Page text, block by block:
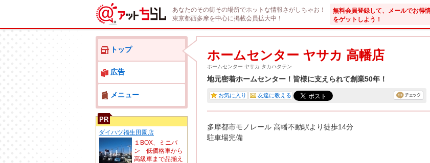
あなたのその街その場所でホットな情報さがしちゃお！
東京都西多摩を中心に掲載会員拡大中！
無料会員登録して、メールでお得
をゲットしよう！
トップ
広告
メニュー
PR
ダイハツ福生田園店
１BOX、ミニバ
ン 低価格車から
高級車まで品揃え
ホームセンター ヤサカ 高幡店
ホームセンター ヤサカ タカハタテン
地元密着ホームセンター！皆様に支えられて創業50年！
お気に入り 友達に教える
多摩都市モノレール 高幡不動駅より徒歩14分
駐車場完備